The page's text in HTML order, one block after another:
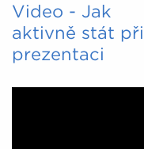
Video - Jak
aktivně stát při
prezentaci